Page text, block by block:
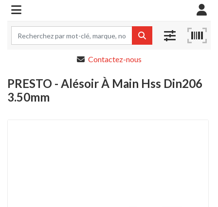
Contactez-nous
PRESTO - Alésoir À Main Hss Din206
3.50mm